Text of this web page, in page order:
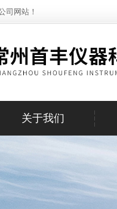
司网站！
关于我们